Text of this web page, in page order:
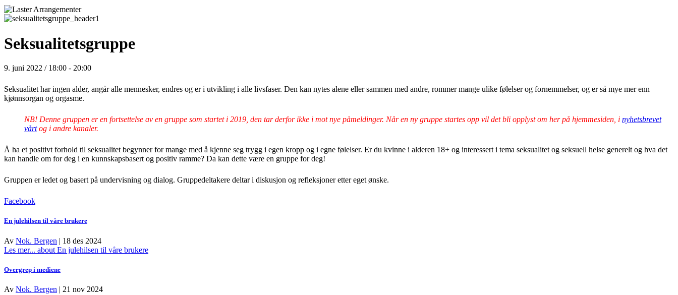
Seksualitetsgruppe
9. juni 2022 / 18:00 - 20:00
Seksualitet har ingen alder, angår alle mennesker, endres og er i utvikling i alle livsfaser. Den kan nytes alene eller sammen med andre, rommer mange ulike følelser og fornemmelser, og er så mye mer enn
kjønnsorgan og orgasme.
NB! Denne gruppen er en fortsettelse av en gruppe som startet i 2019, den tar derfor ikke i mot nye påmeldinger. Når en ny gruppe startes opp vil det bli opplyst om her på hjemmesiden, i nyhetsbrevet
vårtog i andre kanaler.
Å ha et positivt forhold til seksualitet begynner for mange med å kjenne seg trygg i egen kropp og i egne følelser. Er du kvinne i alderen 18+ og interessert i tema seksualitet og seksuell helse generelt og hva det
kan handle om for deg i en kunnskapsbasert og positiv ramme? Da kan dette være en gruppe for deg!
Gruppen er ledet og basert på undervisning og dialog. Gruppedeltakere deltar i diskusjon og refleksjoner etter eget ønske.
Facebook
En julehilsen til våre brukere
Av Nok. Bergen | 18 des 2024
Les mer... about En julehilsen til våre brukere
Overgrep i mediene
Av Nok. Bergen | 21 nov 2024